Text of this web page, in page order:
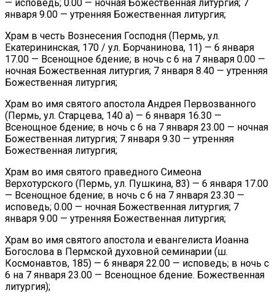
— исповедь; 0.00 — ночная Божественная литургия; 7
января 9.00 — утренняя Божественная литургия;
Храм в честь Вознесения Господня (Пермь, ул.
Екатерининская, 170 / ул. Борчанинова, 11) — 6 января
17.00 — Всенощное бдение; в ночь с 6 на 7 января 0.00 —
ночная Божественная литургия; 7 января 8.40 — утренняя
Божественная литургия;
Храм во имя святого апостола Андрея Первозванного
(Пермь, ул. Старцева, 140 а) — 6 января 16.30 —
Всенощное бдение; в ночь с 6 на 7 января 23.00 — ночная
Божественная литургия; 7 января 9.30 — утренняя
Божественная литургия;
Храм во имя святого праведного Симеона
Верхотурского (Пермь, ул. Пушкина, 83) — 6 января 17.00
— Всенощное бдение; в ночь с 6 на 7 января 23.30 —
исповедь; 0.00 — ночная Божественная литургия; 7
января 9.00 — утренняя Божественная литургия;
Храм во имя святого апостола и евангелиста Иоанна
Богослова в Пермской духовной семинарии (ш.
Космонавтов, 185) — 6 января 22.00 — исповедь; в ночь с
6 на 7 января 23.00 — Всенощное бдение. Божественная
литургия);